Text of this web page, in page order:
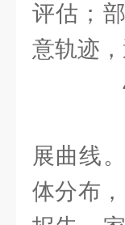
评估；
意轨迹
4
自
展曲线
体分布